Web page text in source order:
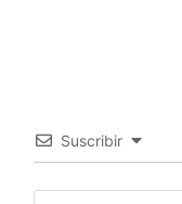
Suscribir